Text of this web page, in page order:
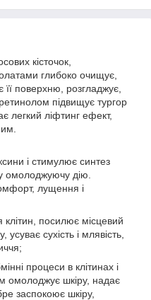
кісточок,
глибоко очищує,
її поверхню, розгладжує,
підвищує тургор
легкий ліфтинг ефект,
і стимулює синтез
омолоджуючу дію.
лущення і
посилює місцевий
усуває сухість і млявість,
процеси в клітинах і
омолоджує шкіру, надає
заспокоює шкіру,